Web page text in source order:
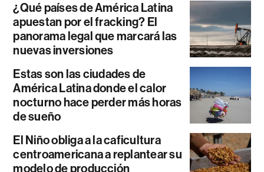
¿Qué países de América Latina
apuestan por el fracking? El
panorama legal que marcará las
nuevas inversiones
Estas son las ciudades de
América Latina donde el calor
nocturno hace perder más horas
de sueño
El Niño obliga a la caficultura
centroamericana a replantear su
modelo de producción